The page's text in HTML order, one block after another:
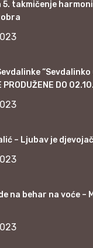
5. takmičenje
PRODUŽENE DO
– Ljubav je
na behar na voće –